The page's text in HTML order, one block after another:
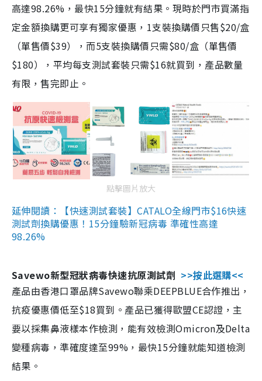
高達98.26%，最快15分鐘就有結果。現時於門市買滿指
定金額換購更可享有獨家優惠，1支裝換購價只售$20/盒
（單售價$39），而5支裝換購價只需$80/盒（單售價
$180），平均每支測試套裝只需$16就買到，產品數量
有限，售完即止。
點擊圖片放大
延伸閱讀：【快速測試套裝】CATALO全線門市$16快速
測試劑換購優惠！15分鐘驗新冠病毒 準確性高達
98.26%
Savewo新型冠狀病毒快速抗原測試劑 >>按此選購<<
產品由香港口罩品牌Savewo聯乘DEEPBLUE合作推出，
抗疫優惠價低至$18買到。產品已獲得歐盟CE認證，主
要以採集鼻液樣本作檢測，能有效檢測Omicron及Delta
變種病毒，準確度達至99%，最快15分鐘就能知道檢測
結果。